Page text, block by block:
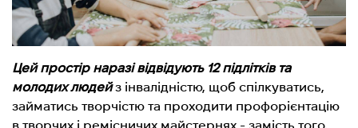
Цей простір наразі відвідують 12 підлітків та
молодих людейз інвалідністю, щоб спілкуватись,
займатись творчістю та проходити профорієнтацію
в творчих і ремісничих майстернях - замість того,